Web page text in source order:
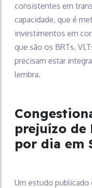
consistentes em
capacidade, que é
investimentos em
que são os BRTs,
precisam estar
lembra.
prejuízo de
por dia em
Um estudo publicado